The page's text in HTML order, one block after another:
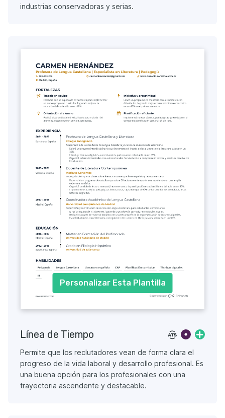
industrias conservadoras y serias.
Personalizar Esta Plantilla
Línea de Tiempo
Permite que los reclutadores vean de forma clara el
progreso de la vida laboral y desarrollo profesional. Es
una buena opción para los profesionales con una
trayectoria ascendente y destacable.